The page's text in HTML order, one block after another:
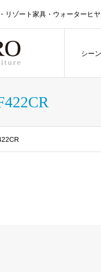
リゾート家具・ウォーターヒ
シー